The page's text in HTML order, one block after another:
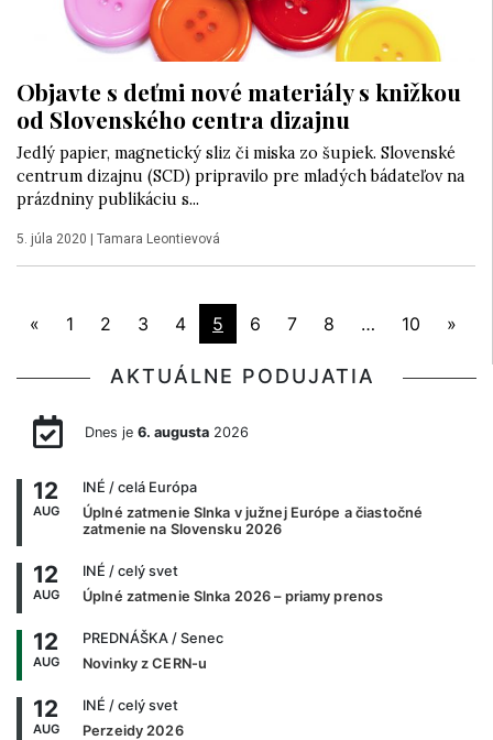
Objavte s deťmi nové materiály s knižkou
od Slovenského centra dizajnu
Jedlý papier, magnetický sliz či miska zo šupiek. Slovenské
centrum dizajnu (SCD) pripravilo pre mladých bádateľov na
prázdniny publikáciu s...
5. júla 2020 Tamara Leontievová
« 1 2 3 4 5 6 7 8 … 10 »
AKTUÁLNE PODUJATIA
Dnes je 6. augusta2026
12
AUG
INÉ / celá Európa
Úplné zatmenie Slnka v južnej Európe a čiastočné
zatmenie na Slovensku 2026
12
AUG
INÉ / celý svet
Úplné zatmenie Slnka 2026 – priamy prenos
12
AUG
PREDNÁŠKA / Senec
Novinky z CERN-u
12
AUG
INÉ / celý svet
Perzeidy 2026